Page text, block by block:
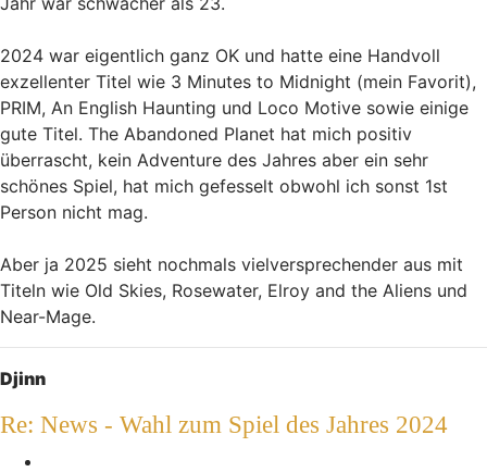
2024 war eigentlich ganz OK und hatte eine Handvoll
exzellenter Titel wie 3 Minutes to Midnight (mein Favorit),
PRIM, An English Haunting und Loco Motive sowie einige
gute Titel. The Abandoned Planet hat mich positiv
überrascht, kein Adventure des Jahres aber ein sehr
schönes Spiel, hat mich gefesselt obwohl ich sonst 1st
Person nicht mag.
Aber ja 2025 sieht nochmals vielversprechender aus mit
Titeln wie Old Skies, Rosewater, Elroy and the Aliens und
Near-Mage.
Nach oben
Djinn
Re: News - Wahl zum Spiel des Jahres 2024